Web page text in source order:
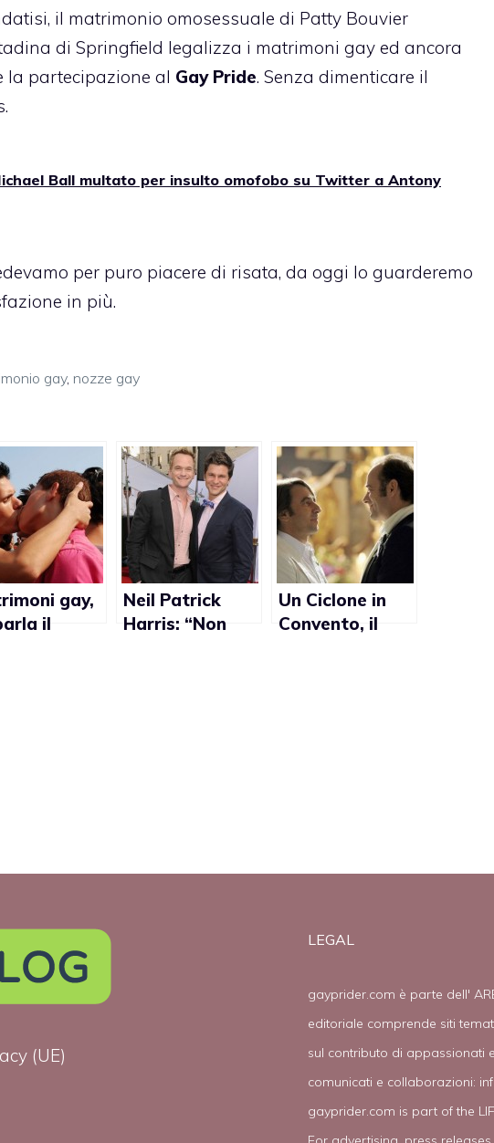
il matrimonio omosessuale di Patty Bouvier
di Springfield legalizza i matrimoni gay ed ancora
la partecipazione al Gay Pride. Senza dimenticare il
Ball multato per insulto omofobo su Twitter a Antony
per puro piacere di risata, da oggi lo guarderemo
in più.
gay, nozze gay
gay,
il
Neil Patrick
Harris: “Non
Un Ciclone in
Convento, il
(UE)
LEGAL
gayprider.com è parte dell'
editoriale comprende siti
sul contributo di appassionati
comunicati e collaborazioni:
gayprider.com is part of the